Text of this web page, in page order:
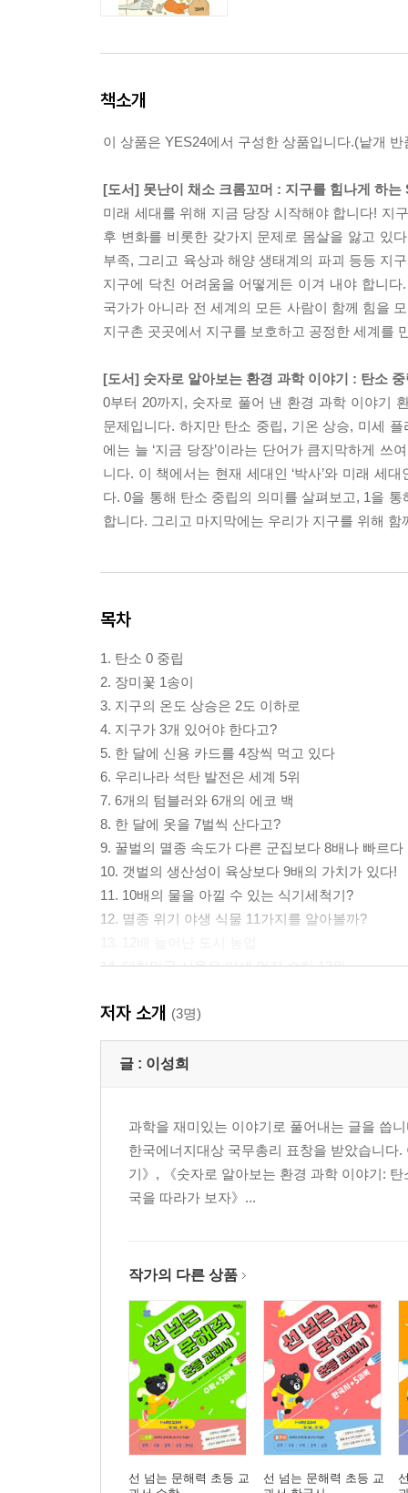
책소개
이 상품은 YES24에서 구성한 상품입니다.(낱개 반
[도서] 못난이 채소 크롬꼬머 : 지구를 힘나게 하는
미래 세대를 위해 지금 당장 시작해야 합니다! 지
후 변화를 비롯한 갖가지 문제로 몸살을 앓고 있
부족, 그리고 육상과 해양 생태계의 파괴 등등 지
지구에 닥친 어려움을 어떻게든 이겨 내야 합니
국가가 아니라 전 세계의 모든 사람이 함께 힘을
지구촌 곳곳에서 지구를 보호하고 공정한 세계를
[도서] 숫자로 알아보는 환경 과학 이야기 : 탄소
0부터 20까지, 숫자로 풀어 낸 환경 과학 이야기
문제입니다. 하지만 탄소 중립, 기온 상승, 미세
에는 늘 ‘지금 당장’이라는 단어가 큼지막하게
니다. 이 책에서는 현재 세대인 ‘박사’와 미래 세
다. 0을 통해 탄소 중립의 의미를 살펴보고, 1을
합니다. 그리고 마지막에는 우리가 지구를 위해
목차
1. 탄소 0 중립
2. 장미꽃 1송이
3. 지구의 온도 상승은 2도 이하로
4. 지구가 3개 있어야 한다고?
5. 한 달에 신용 카드를 4장씩 먹고 있다
6. 우리나라 석탄 발전은 세계 5위
7. 6개의 텀블러와 6개의 에코 백
8. 한 달에 옷을 7벌씩 산다고?
9. 꿀벌의 멸종 속도가 다른 군집보다 8배나 빠르다
10. 갯벌의 생산성이 육상보다 9배의 가치가 있다!
11. 10배의 물을 아낄 수 있는 식기세척기?
12. 멸종 위기 야생 식물 11가지를 알아볼까?
14. 대한민국 서울은 미세 먼지 수치 13위
16. 10년 전보다 15배 늘어난 산불
17. 서울의 16배 면적의 아마존 열대 우림이 사라져
18. 지속 가능 발전 목표 17가지
20. 코로나19와 기후 변화
21. 지구를 위한 20가지 실천
저자 소개 (3명)
글 : 이성희
과학을 재미있는 이야기로 풀어내는 글을 씁
한국에너지대상 국무총리 표창을 받았습니
기》, 《숫자로 알아보는 환경 과학 이야기:
국을 따라가 보자》...
작가의 다른 상품
선 넘는 문해력 초등 교
선 넘는 문해력 초등 교